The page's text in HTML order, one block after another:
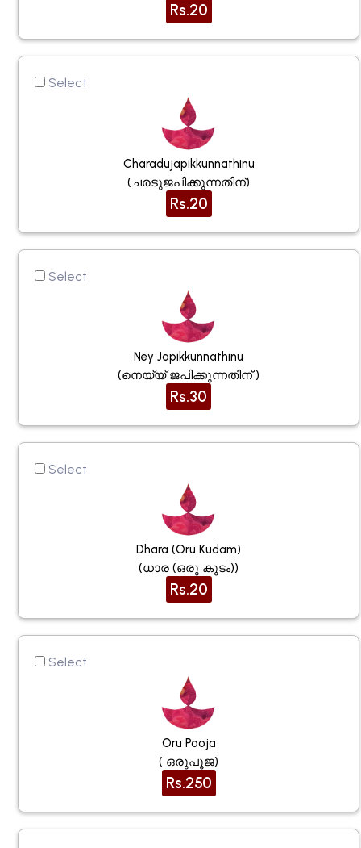
Rs.20
Select
Charadujapikkunnathinu
(ചരടുജപിക്കുന്നതിന്)
Rs.20
Select
Ney Japikkunnathinu
(നെയ്യ് ജപിക്കുന്നതിന് )
Rs.30
Select
Dhara (oru Kudam)
(ധാര (ഒരു കുടം))
Rs.20
Select
Oru Pooja
( ഒരുപൂജ)
Rs.250